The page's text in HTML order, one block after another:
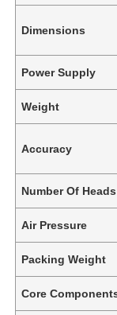
Σπίτι
Dimensions
Power Supply
Weight
Accuracy
Number Of Heads
Air Pressure
Packing Weight
Core